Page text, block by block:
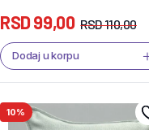
RSD110,00
RSD99,00
Dodaj u korpu
10%